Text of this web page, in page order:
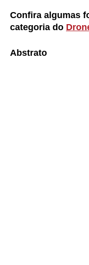
Confira algumas
categoria do
Abstrato